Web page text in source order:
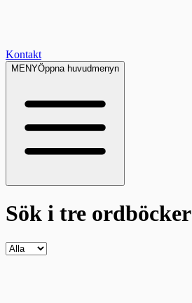
Kontakt
MENYÖppna huvudmenyn
Sök i tre ordböcker